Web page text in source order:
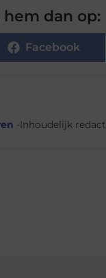
dan op:
Facebook
-Inhoudelijk